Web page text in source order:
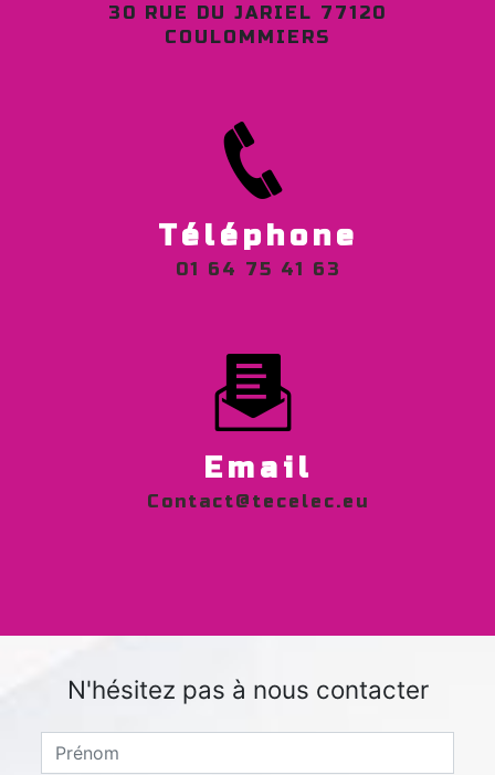
30 RUE DU JARIEL 77120
COULOMMIERS
Téléphone
01 64 75 41 63
Email
contact@tecelec.eu
N'hésitez pas à nous contacter